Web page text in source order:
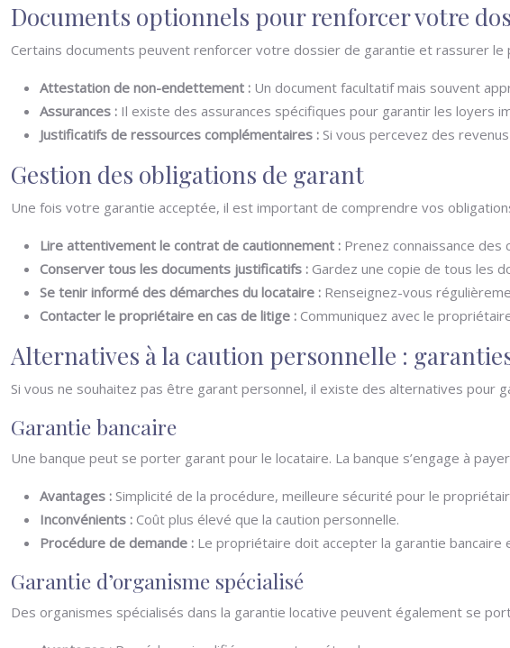
Documents optionnels pour renforcer votre
Certains documents peuvent renforcer votre dossier de garantie et rassurer le
Attestation de non-endettement : Un document facultatif mais souvent
Assurances : Il existe des assurances spécifiques pour garantir les loyers
Justificatifs de ressources complémentaires : Si vous percevez des
Gestion des obligations de garant
Une fois votre garantie acceptée, il est important de comprendre vos
Lire attentivement le contrat de cautionnement : Prenez connaissance
Conserver tous les documents justificatifs : Gardez une copie de tous les
Se tenir informé des démarches du locataire : Renseignez-vous
Contacter le propriétaire en cas de litige : Communiquez avec le
Alternatives à la caution personnelle :
Si vous ne souhaitez pas être garant personnel, il existe des alternatives pour
Garantie bancaire
Une banque peut se porter garant pour le locataire. La banque s’engage à
Avantages : Simplicité de la procédure, meilleure sécurité pour le
Inconvénients : Coût plus élevé que la caution personnelle.
Procédure de demande : Le propriétaire doit accepter la garantie bancaire
Garantie d’organisme spécialisé
Des organismes spécialisés dans la garantie locative peuvent également se